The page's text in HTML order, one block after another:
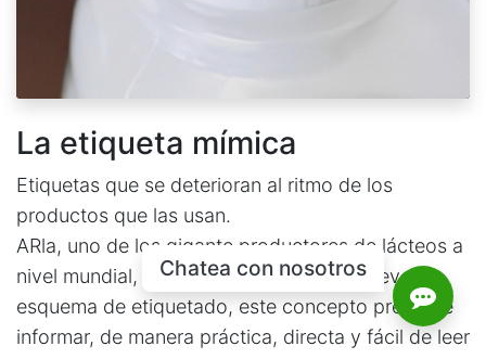
La etiqueta mímica
Etiquetas que se deterioran al ritmo de los
productos que las usan.
ARla, uno de los gigante productores de lácteos a
nivel mundial, esta implementando un nuevo
esquema de etiquetado, este concepto pretende
informar, de manera práctica, directa y fácil de leer
Chatea con nosotros